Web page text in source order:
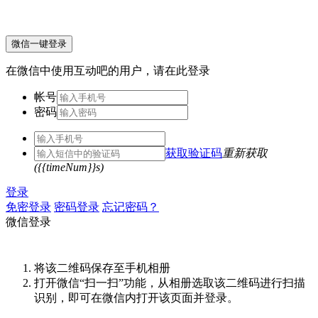
微信一键登录
在微信中使用互动吧的用户，请在此登录
帐号
密码
获取验证码重新获取
({{timeNum}}s)
登录
免密登录 密码登录 忘记密码？
微信登录
将该二维码保存至手机相册
打开微信“扫一扫”功能，从相册选取该二维码进行扫描
识别，即可在微信内打开该页面并登录。